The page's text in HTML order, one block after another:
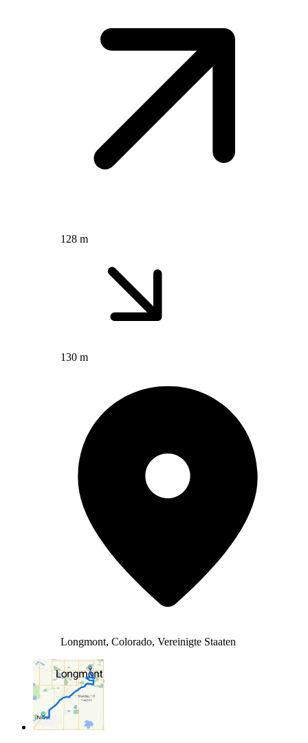
128 m
130 m
Longmont, Colorado, Vereinigte Staaten